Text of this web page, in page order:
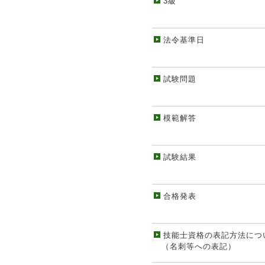
法令基準日
試験問題
模範解答
試験結果
合格発表
技能士資格の表記方法につ
（名刺等への表記）